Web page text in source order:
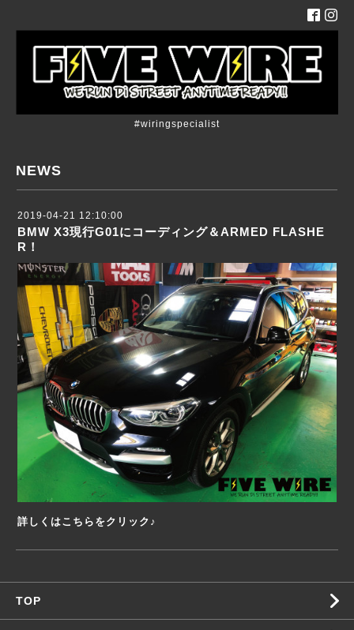
#wiringspecialist
NEWS
2019-04-21 12:10:00
BMW X3現行G01にコーディング＆ARMED FLASHE
R！
詳しくはこちらをクリック♪
TOP